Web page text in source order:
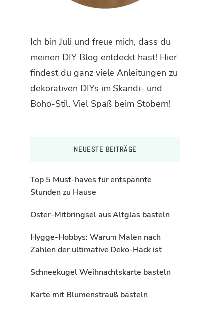
Ich bin Juli und freue mich, dass du
meinen DIY Blog entdeckt hast! Hier
findest du ganz viele Anleitungen zu
dekorativen DIYs im Skandi- und
Boho-Stil. Viel Spaß beim Stöbern!
NEUESTE BEITRÄGE
Top 5 Must-haves für entspannte
Stunden zu Hause
Oster-Mitbringsel aus Altglas basteln
Hygge-Hobbys: Warum Malen nach
Zahlen der ultimative Deko-Hack ist
Schneekugel Weihnachtskarte basteln
Karte mit Blumenstrauß basteln